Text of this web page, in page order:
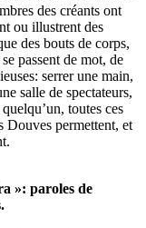
des créants ont
ou illustrent des
des bouts de corps,
passent de mot, de
serrer une main,
salle de spectateurs,
toutes ces
Douves permettent, et
»: paroles de